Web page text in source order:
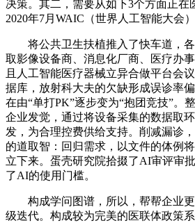
决策。其二，需要从如下3个方面正在
2020年7月WAIC（世界人工智能大会）
将公共卫生扶植推入了快车道，各
取影像设备商、消息化厂商、医疗办
且人工智能医疗器械立异合做平台会
据库，放射科大夫的欠缺形成误诊率
在由“单打PK”逐步变为“抱团竞技”。
企业发觉，通过将设备采集的数据取
发，为合理控费供给支持。削减漏诊
的道取智：回归需求，以文件的体例
立下来。蛋壳研究院拾掇了AI审评审
了AI的使用门槛。
构成学问图谱，所以，帮帮企业更
级迭代。构成较为完美的医联体政策